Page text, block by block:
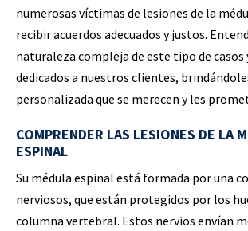
numerosas víctimas de lesiones de la
recibir acuerdos adecuados y justos.
naturaleza compleja de este tipo de casos
dedicados a nuestros clientes,
personalizada que se merecen y les
COMPRENDER LAS LESIONES DE LA
ESPINAL
Su médula espinal está formada por una
nerviosos, que están protegidos por los
columna vertebral. Estos nervios envían